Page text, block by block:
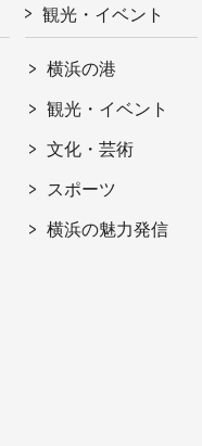
観光・イベント
横浜の港
観光・イベント
文化・芸術
スポーツ
横浜の魅力発信